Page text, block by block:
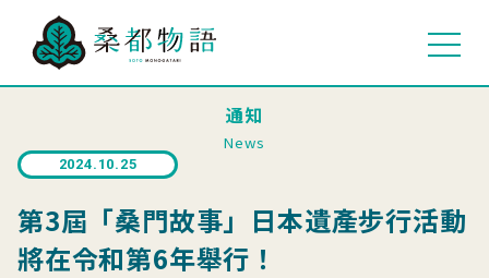
通知
News
2024.10.25
第3屆「桑門故事」日本遺產步行活動
將在令和第6年舉行！